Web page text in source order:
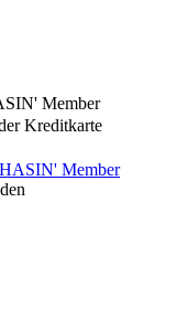
Member
Kreditkarte
Member